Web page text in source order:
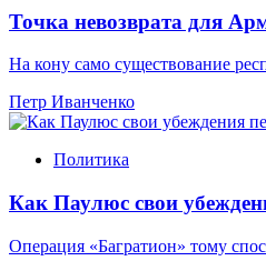
Точка невозврата для
На кону само существование
Петр Иванченко
Политика
Как Паулюс свои
Операция «Багратион» тому